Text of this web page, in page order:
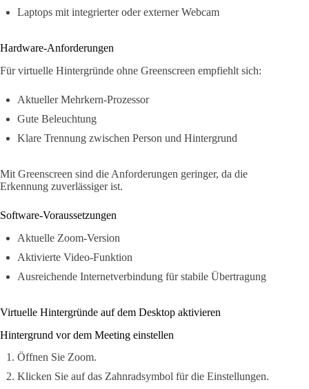
Laptops mit integrierter oder externer Webcam
Hardware-Anforderungen
Für virtuelle Hintergründe ohne Greenscreen empfiehlt sich:
Aktueller Mehrkern-Prozessor
Gute Beleuchtung
Klare Trennung zwischen Person und Hintergrund
Mit Greenscreen sind die Anforderungen geringer, da die
Erkennung zuverlässiger ist.
Software-Voraussetzungen
Aktuelle Zoom-Version
Aktivierte Video-Funktion
Ausreichende Internetverbindung für stabile Übertragung
Virtuelle Hintergründe auf dem Desktop aktivieren
Hintergrund vor dem Meeting einstellen
Öffnen Sie Zoom.
Klicken Sie auf das Zahnradsymbol für die Einstellungen.